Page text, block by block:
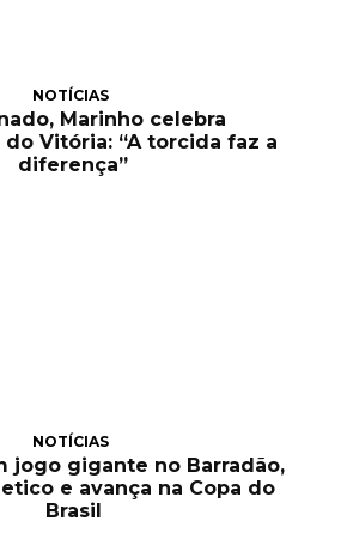
NOTÍCIAS
Marinho celebra
Vitória: “A torcida faz a
diferença”
NOTÍCIAS
jogo gigante no Barradão,
e avança na Copa do
Brasil